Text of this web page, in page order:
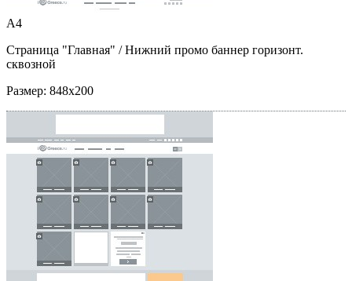
A4
Страница "Главная" / Нижний промо баннер горизонт.
сквозной
Размер: 848x200